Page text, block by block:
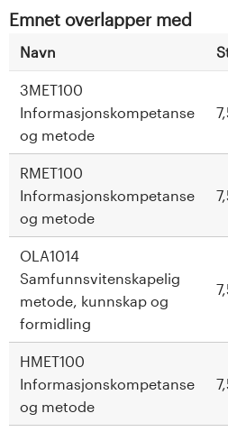
Emnet overlapper med
Navn
3MET100
Informasjonskompetanse
og metode
RMET100
Informasjonskompetanse
og metode
OLA1014
Samfunnsvitenskapelig
metode, kunnskap og
formidling
HMET100
Informasjonskompetanse
og metode